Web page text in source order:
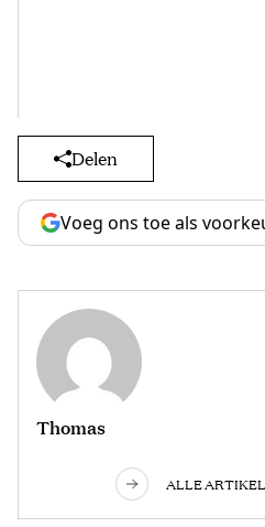
Delen
Voeg ons toe als
Thomas
ALLE